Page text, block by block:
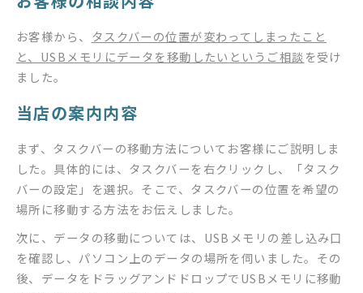
お客様から、 タスクバーの位置が変わってしまったこと
と、USBメモリにデータを移動したいというご相談 を受け
ました。
当店の案内内容
まず、タスクバーの移動方法についてお客様にご説明しま
した。具体的には、タスクバーを右クリックし、「タスク
バーの設定」を選択。そこで、タスクバーの位置を希望の
場所に移動する方法をお伝えしました。
次に、データの移動については、USBメモリの差し込み口
を確認し、パソコン上のデータの場所を伺いました。その
後、データをドラッグアンドドロップでUSBメモリに移動